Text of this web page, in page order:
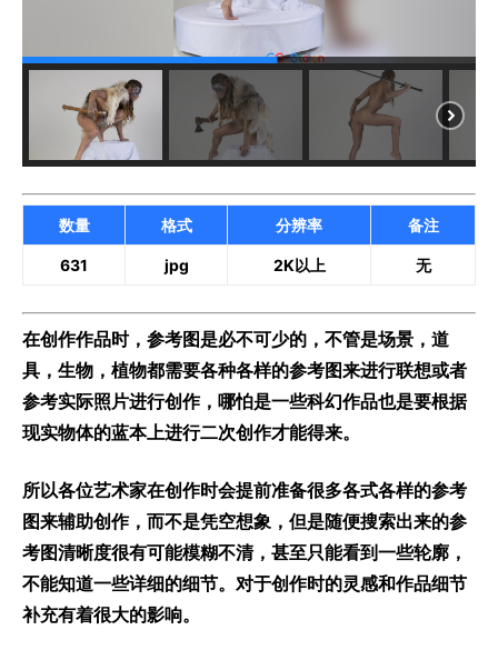
数量 格式 分辨率 备注
631 jpg 2K以上 无
在创作作品时，参考图是必不可少的，不管是场景，道
具，生物，植物都需要各种各样的参考图来进行联想或者
参考实际照片进行创作，哪怕是一些科幻作品也是要根据
现实物体的蓝本上进行二次创作才能得来。
所以各位艺术家在创作时会提前准备很多各式各样的参考
图来辅助创作，而不是凭空想象，但是随便搜索出来的参
考图清晰度很有可能模糊不清，甚至只能看到一些轮廓，
不能知道一些详细的细节。对于创作时的灵感和作品细节
补充有着很大的影响。